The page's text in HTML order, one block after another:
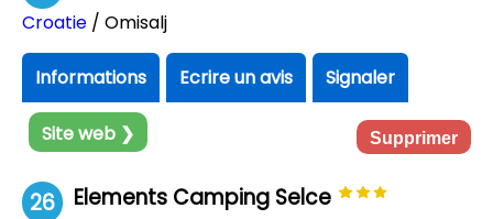
Croatie / Omisalj
Informations Ecrire un avis Signaler
Site web ❯ Supprimer
26 Elements Camping Selce